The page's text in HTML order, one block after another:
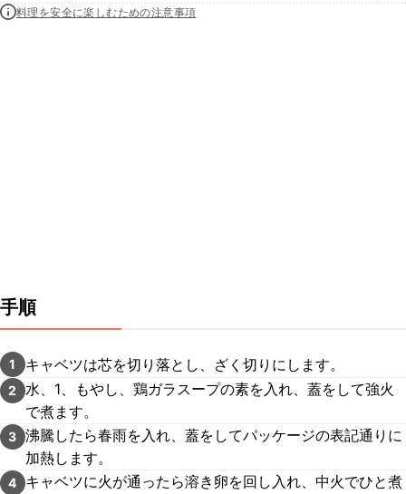
料理を安全に楽しむための注意事項
手順
1 キャベツは芯を切り落とし、ざく切りにします。
2
水、1、もやし、鶏ガラスープの素を入れ、蓋をして強火
で煮ます。
3 沸騰したら春雨を入れ、蓋をしてパッケージの表記通りに
加熱します。
4
キャベツに火が通ったら溶き卵を回し入れ、中火でひと煮